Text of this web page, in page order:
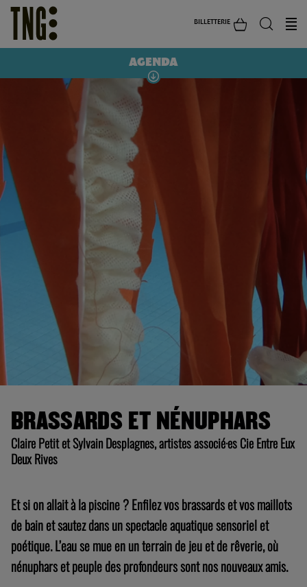
BILLETTERIE
AGENDA
BRASSARDS ET NÉNUPHARS
Claire Petit et Sylvain Desplagnes, artistes associé·es Cie Entre Eux
Deux Rives
Et si on allait à la piscine ? Enfilez vos brassards et vos maillots
de bain et sautez dans un spectacle aquatique sensoriel et
poétique. L’eau se mue en un terrain de jeu et de rêverie, où
nénuphars et peuple des profondeurs sont nos nouveaux amis.